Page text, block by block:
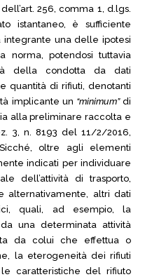
256, comma 1, d.lgs.
istantaneo, è sufficiente
integrante una delle ipotesi
norma, potendosi tuttavia
della condotta da dati
quantità di rifiuti, denotanti
implicante un “minimum”di
alla preliminare raccolta e
3, n. 8193 del 11/2/2016,
oltre agli elementi
indicati per individuare
dell’attività di trasporto,
alternativamente, altri dati
quali, ad esempio, la
una determinata attività
da colui che effettua o
la eterogeneità dei rifiuti
caratteristiche del rifiuto